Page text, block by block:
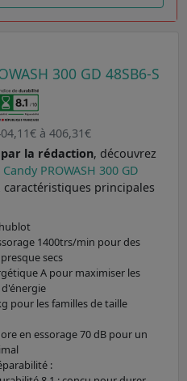
300 GD 48SB6-S
à 406,31€
par la rédaction, découvrez
PROWASH 300 GD
caractéristiques principales
1400trs/min pour des
secs
A pour maximiser les
pour les familles de taille
en essorage 70 dB pour un
: